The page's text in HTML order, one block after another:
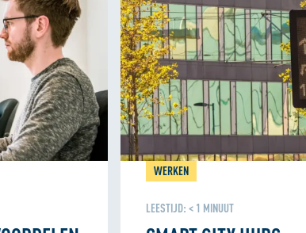
WERKEN
LEESTIJD: < 1 MINUUT